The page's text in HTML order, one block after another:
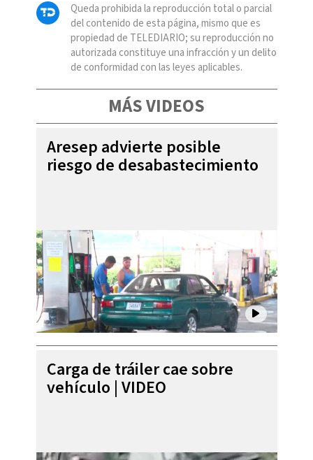
Queda prohibida la reproducción total o parcial
del contenido de esta página, mismo que es
propiedad de TELEDIARIO; su reproducción no
autorizada constituye una infracción y un delito
de conformidad con las leyes aplicables.
MÁS VIDEOS
Aresep advierte posible
riesgo de desabastecimiento
Carga de tráiler cae sobre
vehículo | VIDEO